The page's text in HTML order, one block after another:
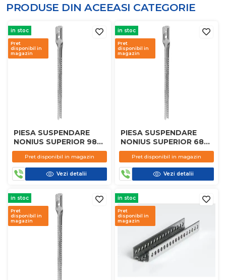
PRODUSE DIN ACEEASI CATEGORIE
in stoc
Pret
disponibil in
magazin
PIESA SUSPENDARE
NONIUS SUPERIOR 98
CM KNAUF
Pret disponibil in magazin
Vezi detalii
in stoc
Pret
disponibil in
magazin
PIESA SUSPENDARE
NONIUS SUPERIOR 68
CM KNAUF
Pret disponibil in magazin
Vezi detalii
in stoc
Pret
disponibil in
magazin
in stoc
Pret
disponibil in
magazin